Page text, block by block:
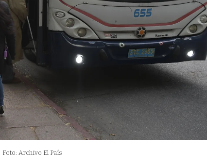
Foto: Archivo El País